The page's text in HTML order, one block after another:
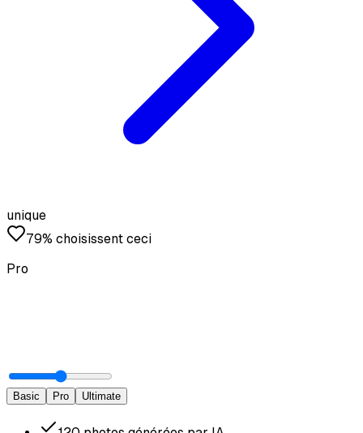
unique
79% choisissent ceci
Pro
Basic Pro Ultimate